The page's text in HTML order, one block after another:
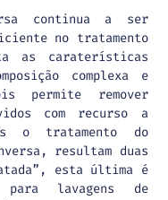
continua a ser
no tratamento
as caraterísticas
complexa e
permite remover
com recurso a
o tratamento do
resultam duas
esta última é
lavagens de